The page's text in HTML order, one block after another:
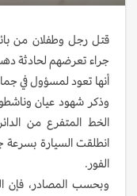
قتل رجل وطفلان من
جراء تعرضهم لحادثة
أنها تعود لمسؤول في
وذكر شهود عيان
الخط المتفرع من
انطلقت السيارة بسرعة
الفور.
وبحسب المصادر، فإن